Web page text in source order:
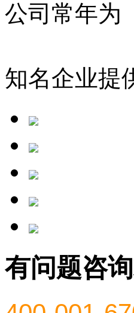
公司常年为
知名企业提
有问题咨